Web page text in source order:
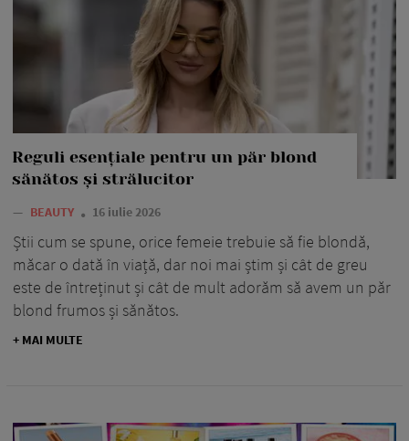
Reguli esențiale pentru un păr blond
sănătos și strălucitor
— BEAUTY 16 iulie 2026
Știi cum se spune, orice femeie trebuie să fie blondă,
măcar o dată în viață, dar noi mai știm și cât de greu
este de întreținut și cât de mult adorăm să avem un păr
blond frumos și sănătos.
+ MAI MULTE